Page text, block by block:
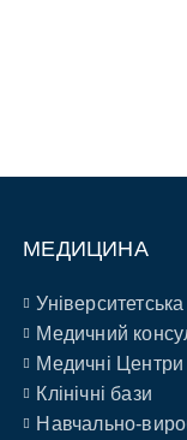
МЕДИЦИНА
Університетська
Медичний
Медичні Центри
Клінічні бази
Навчально-